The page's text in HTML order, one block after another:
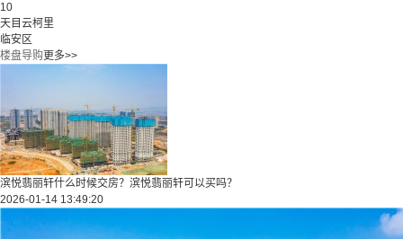
10
天目云柯里
临安区
楼盘导购更多>>
滨悦翡丽轩什么时候交房？滨悦翡丽轩可以买吗？
2026-01-14 13:49:20